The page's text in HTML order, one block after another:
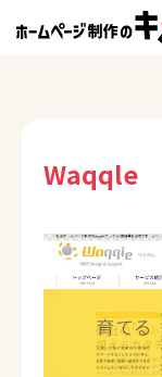
Waqqle